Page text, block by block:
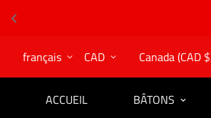
français CAD Canada (CAD
ACCUEIL BÂTONS